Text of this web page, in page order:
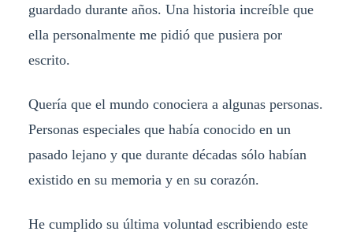
guardado durante años. Una historia increíble que
ella personalmente me pidió que pusiera por
escrito.
Quería que el mundo conociera a algunas personas.
Personas especiales que había conocido en un
pasado lejano y que durante décadas sólo habían
existido en su memoria y en su corazón.
He cumplido su última voluntad escribiendo este